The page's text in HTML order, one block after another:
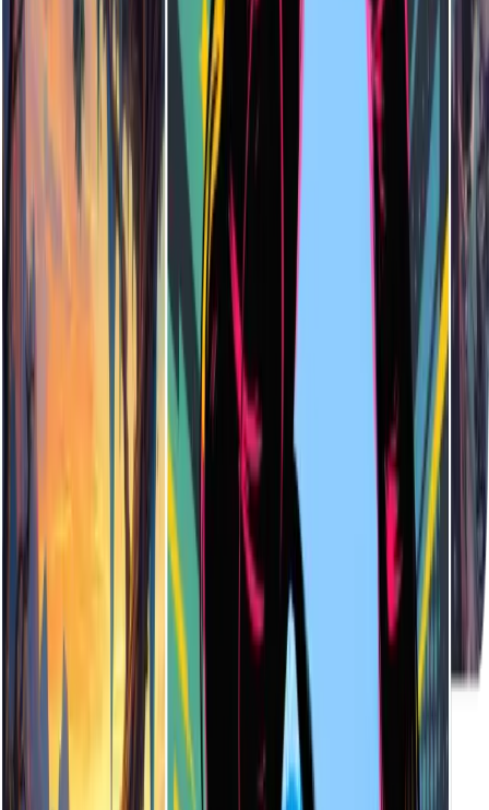
使用 AI 插圖產生器需要繪圖技巧嗎？
完全不需要！輸入幾個關鍵字，然後選擇您喜歡的藝術風格。
AI 會為您創造出完整、高品質的插圖 - 不需要任何藝術經
驗。